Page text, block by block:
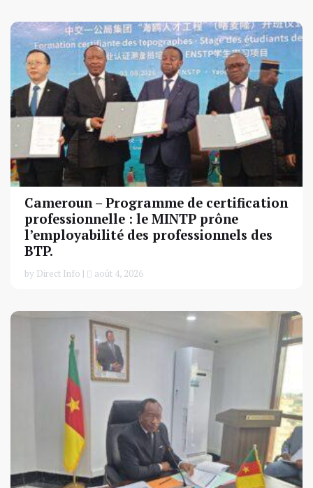
Cameroun – Programme de certification
professionnelle : le MINTP prône
l’employabilité des professionnels des
BTP.
by Direct Info | août 4, 2026